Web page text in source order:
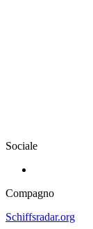
Sociale
Compagno
Schiffsradar.org